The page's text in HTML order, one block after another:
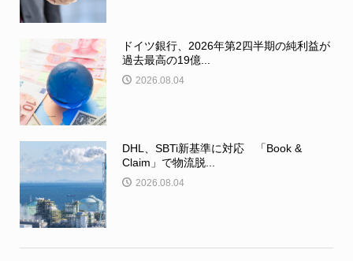
ドイツ銀行、2026年第2四半期の純利益が
過去最高の19億...
2026.08.04
DHL、SBTi新基準に対応 「Book &
Claim」で物流脱...
2026.08.04